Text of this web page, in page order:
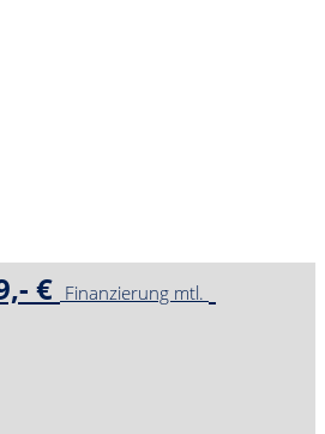
€ Finanzierung mtl.